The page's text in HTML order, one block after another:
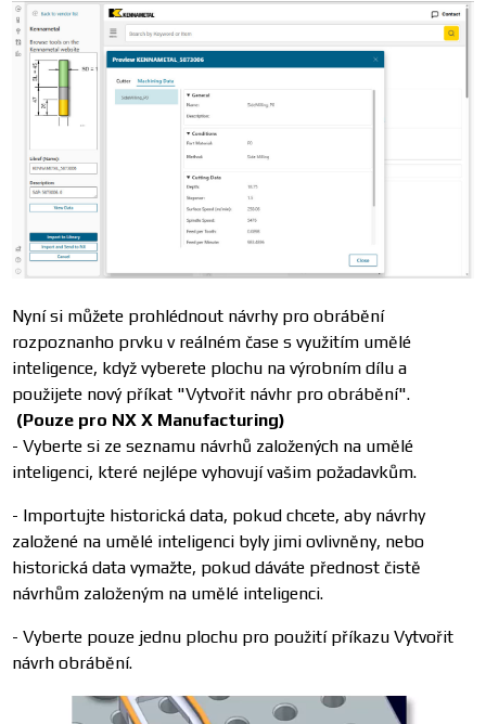
Nyní si můžete prohlédnout návrhy pro obrábění
rozpoznanho prvku v reálném čase s využitím umělé
inteligence, když vyberete plochu na výrobním dílu a
použijete nový příkat "Vytvořit návhr pro obrábění".
(Pouze pro NX X Manufacturing)
- Vyberte si ze seznamu návrhů založených na umělé
inteligenci, které nejlépe vyhovují vašim požadavkům.
- Importujte historická data, pokud chcete, aby návrhy
založené na umělé inteligenci byly jimi ovlivněny, nebo
historická data vymažte, pokud dáváte přednost čistě
návrhům založeným na umělé inteligenci.
- Vyberte pouze jednu plochu pro použití příkazu Vytvořit
návrh obrábění.